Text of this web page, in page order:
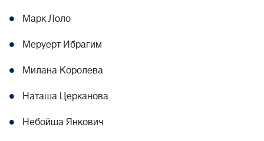
Марк Лоло
Меруерт Ибрагим
Милана Королева
Наташа Церканова
Небойша Янкович